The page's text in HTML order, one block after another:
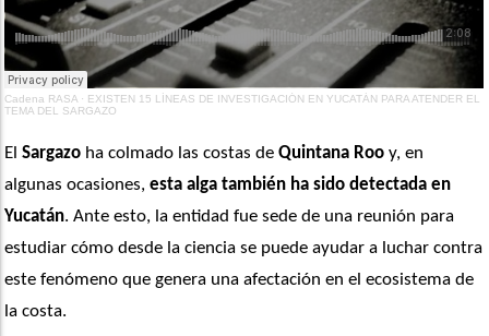
Cadena RASA · EXISTEN 15 LÍNEAS DE INVESTIGACIÓN EN YUCATÁN PARA ATENDER EL
TEMA DEL SARGAZO
El Sargazo ha colmado las costas de Quintana Roo y, en
algunas ocasiones, esta alga también ha sido detectada en
Yucatán. Ante esto, la entidad fue sede de una reunión para
estudiar cómo desde la ciencia se puede ayudar a luchar contra
este fenómeno que genera una afectación en el ecosistema de
la costa.